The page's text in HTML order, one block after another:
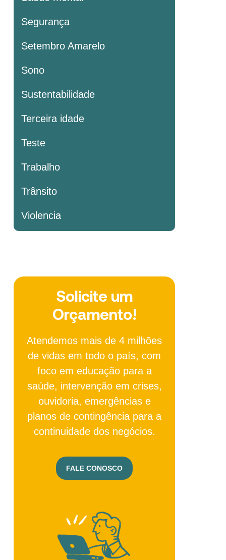
Segurança
Setembro Amarelo
Sono
Sustentabilidade
Terceira idade
Teste
Trabalho
Trânsito
Violencia
Solicite um
Orçamento!
Atendemos mais de 4 milhões
de vidas em todo o país, com
foco em educação para a
saúde, intervenção em crises,
ouvidoria, emergências e
planos de contingência para a
continuidade dos negócios.
FALE CONOSCO